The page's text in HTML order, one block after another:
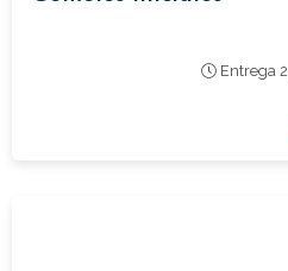
Entrega